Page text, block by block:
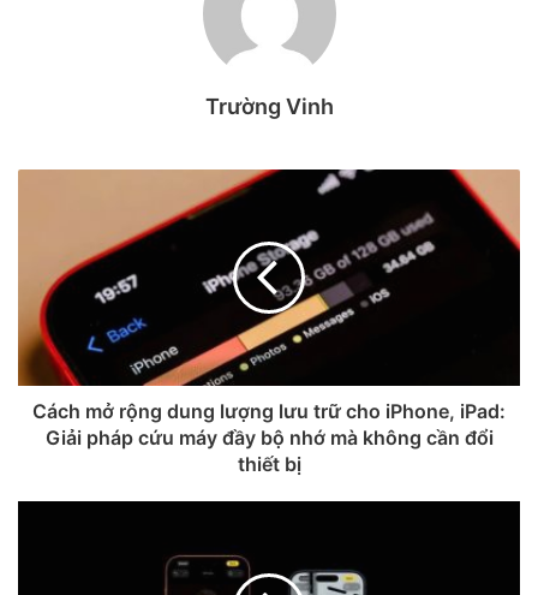
Apple tiếp tục phát hành bản
vá cho iPhone đời cũ
Đối với một số mẫu iPhone không thể cập nhật lên iOS
15.8.8. Những phiên bản này giúp thiết bị đời cũ được
Trường Vinh
Cách mở rộng dung lượng lưu trữ cho iPhone, iPad:
Giải pháp cứu máy đầy bộ nhớ mà không cần đổi
thiết bị